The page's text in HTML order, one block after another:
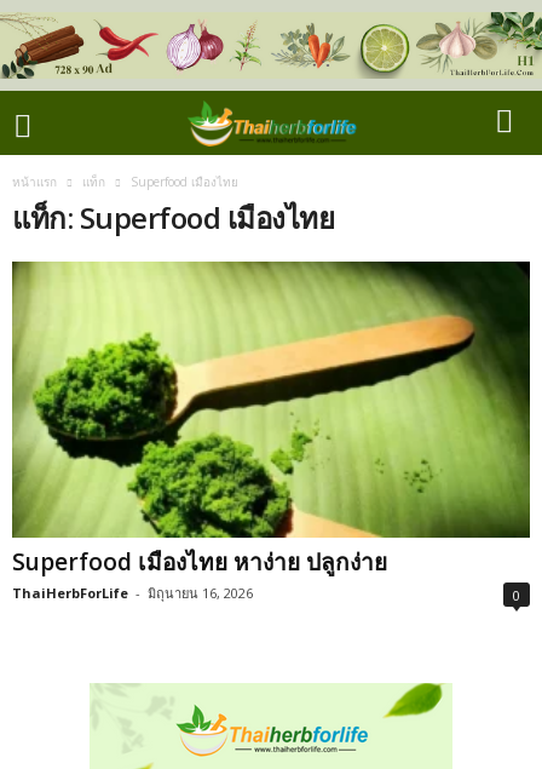
หน้าแรก แท็ก Superfood เมืองไทย
แท็ก: Superfood เมืองไทย
Superfood เมืองไทย หาง่าย ปลูกง่าย
ThaiHerbForLife - มิถุนายน 16, 2026 0